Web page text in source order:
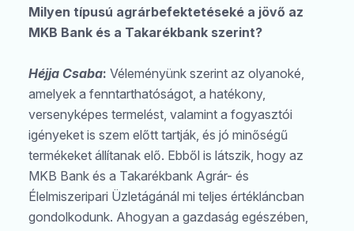
Milyen típusú agrárbefektetéseké a jövő az
MKB Bank és a Takarékbank szerint?
Héjja Csaba: Véleményünk szerint az olyanoké,
amelyek a fenntarthatóságot, a hatékony,
versenyképes termelést, valamint a fogyasztói
igényeket is szem előtt tartják, és jó minőségű
termékeket állítanak elő. Ebből is látszik, hogy az
MKB Bank és a Takarékbank Agrár- és
Élelmiszeripari Üzletágánál mi teljes értékláncban
gondolkodunk. Ahogyan a gazdaság egészében,